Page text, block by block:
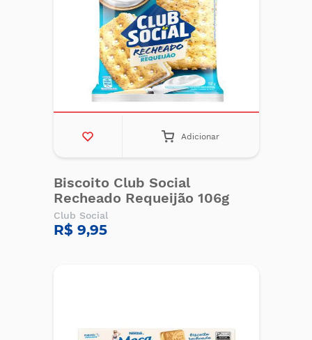
Adicionar
Biscoito Club Social
Recheado Requeijão 106g
Club Social
R$ 9,95